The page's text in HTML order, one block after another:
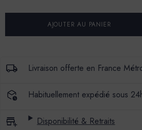
LA
SATIN
LA
SPÉCIALE
SATIN
Livraison offerte en France
Habituellement expédié sous
Disponibilité & Retraits